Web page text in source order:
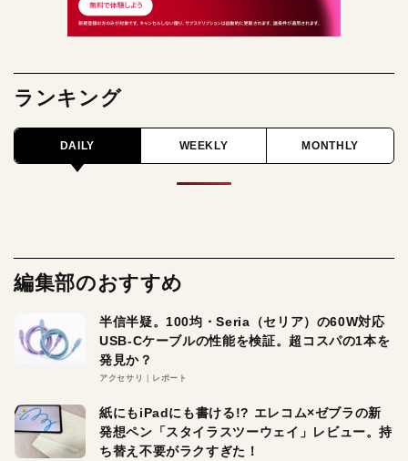
ランキング
DAILY WEEKLY MONTHLY
編集部のおすすめ
半信半疑。100均・Seria（セリア）の60W対応
USB-Cケーブルの性能を検証。超コスパの1本を
発見か？
アクセサリ レポート
紙にもiPadにも書ける!? エレコム×ゼブラの新
発想ペン「スタイラスツーウェイ」レビュー。持
ち替え不要がラクすぎた！